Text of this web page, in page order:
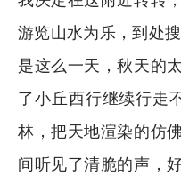
游览山水为乐，到处
是这么一天，秋天的
了小丘西行继续行走
林，把天地渲染的仿
间听见了清脆的声，